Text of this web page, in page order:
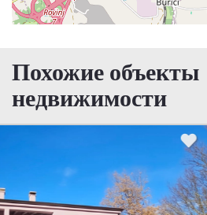
Похожие объекты
недвижимости